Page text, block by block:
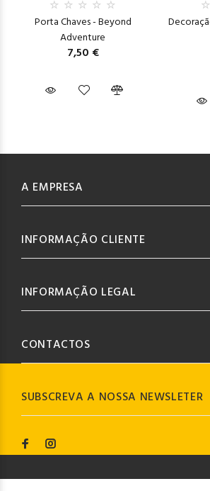
Porta Chaves - Beyond
Adventure
7,50 €
SUBSCREVA A NOSSA NEWSLETER
A EMPRESA
INFORMAÇÃO CLIENTE
INFORMAÇÃO LEGAL
CONTACTOS